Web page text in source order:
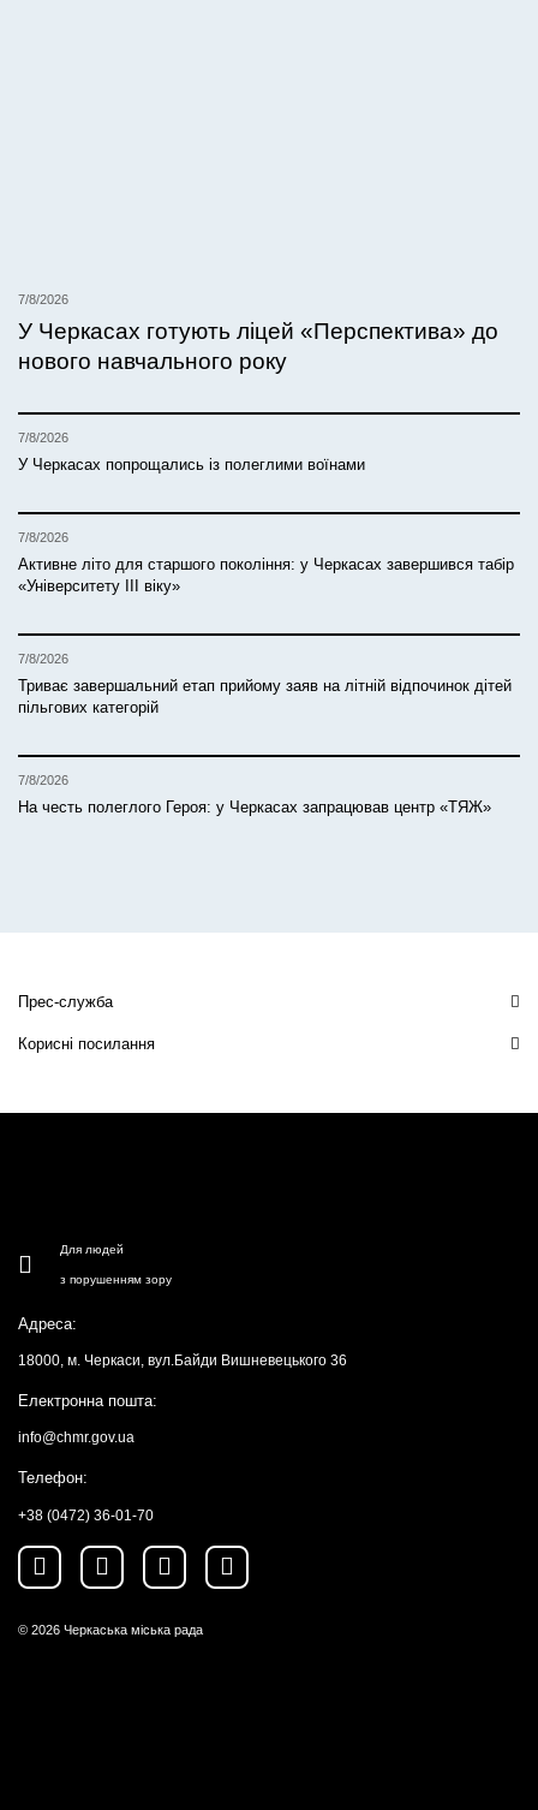
7/8/2026
У Черкасах готують ліцей «Перспектива» до
нового навчального року
7/8/2026
У Черкасах попрощались із полеглими воїнами
7/8/2026
Активне літо для старшого покоління: у Черкасах завершився табір
«Університету ІІІ віку»
7/8/2026
Триває завершальний етап прийому заяв на літній відпочинок дітей
пільгових категорій
7/8/2026
На честь полеглого Героя: у Черкасах запрацював центр «ТЯЖ»
Прес-служба
Корисні посилання
Для людей
з порушенням зору
Адреса:
18000, м. Черкаси, вул.Байди Вишневецького 36
Електронна пошта:
info@chmr.gov.ua
Телефон:
+38 (0472) 36-01-70
© 2026 Черкаська міська рада